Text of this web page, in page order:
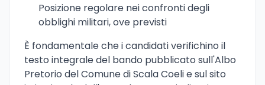
Posizione regolare nei confronti degli
obblighi militari, ove previsti
È fondamentale che i candidati verifichino il
testo integrale del bando pubblicato sull'Albo
Pretorio del Comune di Scala Coeli e sul sito